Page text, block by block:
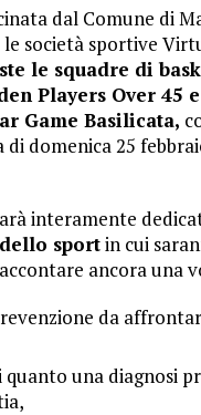
dal Comune di
società sportive
le squadre di
Players Over 45
Game Basilicata,
domenica 25
interamente
sportin cui
ancora una
da
quanto una diagnosi